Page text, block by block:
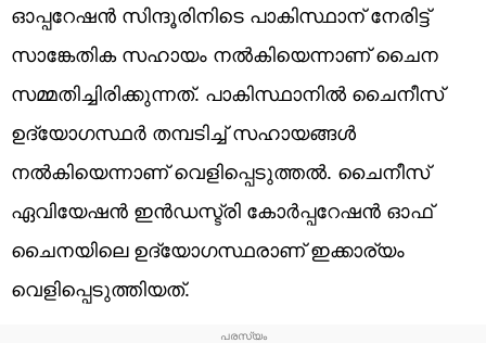
ഓപ്പറേഷന്‍ സിന്ദൂരിനിടെ പാകിസ്ഥാന് നേരിട്ട്
സാങ്കേതിക സഹായം നല്‍കിയെന്നാണ് ചൈന
സമ്മതിച്ചിരിക്കുന്നത്. പാകിസ്ഥാനില്‍ ചൈനീസ്
ഉദ്യോഗസ്ഥര്‍ തമ്പടിച്ച് സഹായങ്ങള്‍
നല്‍കിയെന്നാണ് വെളിപ്പെടുത്തല്‍. ചൈനീസ്
ഏവിയേഷന്‍ ഇന്‍ഡസ്ട്രി കോര്‍പ്പറേഷന്‍ ഓഫ്
ചൈനയിലെ ഉദ്യോഗസ്ഥരാണ് ഇക്കാര്യം
വെളിപ്പെടുത്തിയത്.